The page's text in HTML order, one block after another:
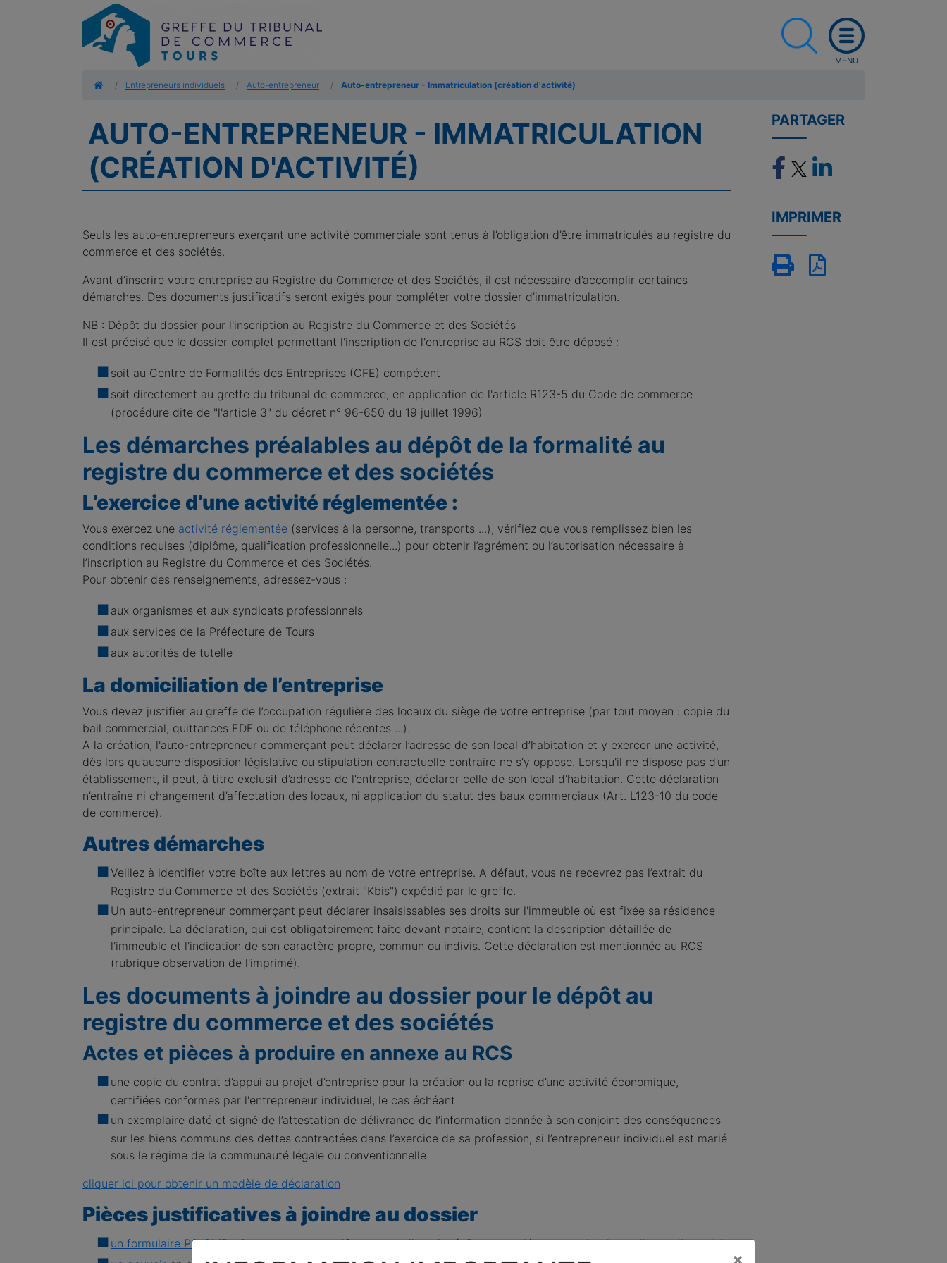
AccueilEntrepreneurs individuels Auto-entrepreneur Auto-entrepreneur - Immatriculation (création d'activité)
AUTO-ENTREPRENEUR - IMMATRICULATION
(CRÉATION D'ACTIVITÉ)
Seuls les auto-entrepreneurs exerçant une activité commerciale sont tenus à l’obligation d’être immatriculés au registre du
commerce et des sociétés.
Avant d’inscrire votre entreprise au Registre du Commerce et des Sociétés, il est nécessaire d’accomplir certaines
démarches. Des documents justificatifs seront exigés pour compléter votre dossier d’immatriculation.
NB : Dépôt du dossier pour l'inscription au Registre du Commerce et des Sociétés
Il est précisé que le dossier complet permettant l'inscription de l'entreprise au RCS doit être déposé :
soit au Centre de Formalités des Entreprises (CFE) compétent
soit directement au greffe du tribunal de commerce, en application de l'article R123-5 du Code de commerce
(procédure dite de "l'article 3" du décret n° 96-650 du 19 juillet 1996)
Les démarches préalables au dépôt de la formalité au
registre du commerce et des sociétés
L’exercice d’une activité réglementée :
Vous exercez une activité réglementée (services à la personne, transports ...), vérifiez que vous remplissez bien les
conditions requises (diplôme, qualification professionnelle...) pour obtenir l’agrément ou l’autorisation nécessaire à
l’inscription au Registre du Commerce et des Sociétés.
Pour obtenir des renseignements, adressez-vous :
aux organismes et aux syndicats professionnels
aux services de la Préfecture de Tours
aux autorités de tutelle
La domiciliation de l’entreprise
Vous devez justifier au greffe de l’occupation régulière des locaux du siège de votre entreprise (par tout moyen : copie du
bail commercial, quittances EDF ou de téléphone récentes ...).
A la création, l'auto-entrepreneur commerçant peut déclarer l’adresse de son local d’habitation et y exercer une activité,
dès lors qu’aucune disposition législative ou stipulation contractuelle contraire ne s’y oppose. Lorsqu'il ne dispose pas d’un
établissement, il peut, à titre exclusif d’adresse de l’entreprise, déclarer celle de son local d’habitation. Cette déclaration
n’entraîne ni changement d’affectation des locaux, ni application du statut des baux commerciaux (Art. L123-10 du code
de commerce).
Autres démarches
Veillez à identifier votre boîte aux lettres au nom de votre entreprise. A défaut, vous ne recevrez pas l’extrait du
Registre du Commerce et des Sociétés (extrait "Kbis") expédié par le greffe.
Un auto-entrepreneur commerçant peut déclarer insaisissables ses droits sur l'immeuble où est fixée sa résidence
principale. La déclaration, qui est obligatoirement faite devant notaire, contient la description détaillée de
l'immeuble et l'indication de son caractère propre, commun ou indivis. Cette déclaration est mentionnée au RCS
(rubrique observation de l'imprimé).
Les documents à joindre au dossier pour le dépôt au
registre du commerce et des sociétés
Actes et pièces à produire en annexe au RCS
une copie du contrat d’appui au projet d’entreprise pour la création ou la reprise d’une activité économique,
certifiées conformes par l'entrepreneur individuel, le cas échéant
un exemplaire daté et signé de l’attestation de délivrance de l’information donnée à son conjoint des conséquences
sur les biens communs des dettes contractées dans l’exercice de sa profession, si l’entrepreneur individuel est marié
sous le régime de la communauté légale ou conventionnelle
cliquer ici pour obtenir un modèle de déclaration
Pièces justificatives à joindre au dossier
un formulaire P0-CMB micro entrepreneurdûment rempli et signé.Pour compléter votre dossier en ligne, cliquer ici
PARTAGER
IMPRIMER